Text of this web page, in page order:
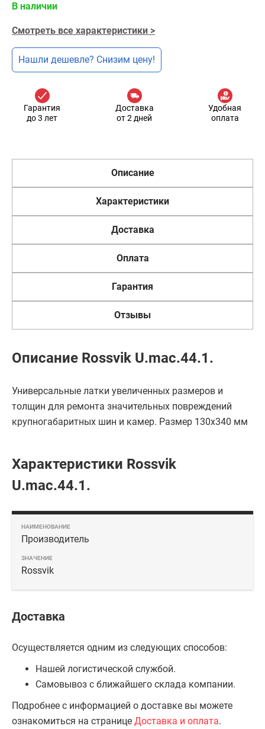
В наличии
Смотреть все характеристики >
Нашли дешевле? Снизим цену!
Гарантия
до 3 лет
Доставка
от 2 дней
Удобная
оплата
Описание
Характеристики
Доставка
Оплата
Гарантия
Отзывы
Описание Rossvik U.mac.44.1.
Универсальные латки увеличенных размеров и
толщин для ремонта значительных повреждений
крупногабаритных шин и камер. Размер 130х340 мм
Характеристики Rossvik
U.mac.44.1.
Производитель
Rossvik
Доставка
Осуществляется одним из следующих способов:
Нашей логистической службой.
Самовывоз с ближайшего склада компании.
Подробнее с информацией о доставке вы можете
ознакомиться на странице Доставка и оплата.